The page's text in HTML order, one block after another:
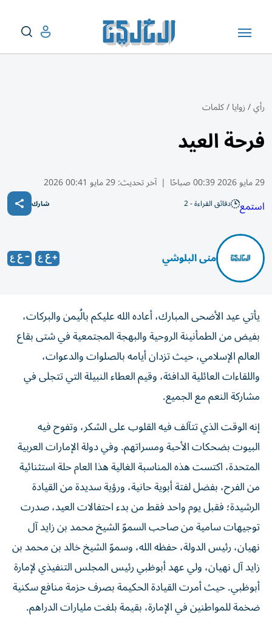
رأي/زوايا/كلمات
فرحة العيد
29 مايو 2026 00:39 صباحًا | آخر تحديث:29 مايو 00:41 2026
استمع دقائق القراءة - 2 شارك
منى البلوشي
يأتي عيد الأضحى المبارك، أعاده الله عليكم بالُيمن والبركات،
بفيض من الطمأنينة الروحية والبهجة المجتمعية في شتى بقاع
العالم الإسلامي، حيث تزدان أيامه بالصلوات والدعوات،
واللقاءات العائلية الدافئة، وقيم العطاء النبيلة التي تتجلى في
مشاركة النعم مع الجميع.
إنه الوقت الذي تتآلف فيه القلوب على الشكر، وتفوح فيه
البيوت بضحكات الأحبة ومسراتهم. وفي دولة الإمارات العربية
المتحدة، اكتست هذه المناسبة الغالية هذا العام حلة استثنائية
من الفرح، بفضل لفتة أبوية حانية، ورؤية سديدة من القيادة
الرشيدة؛ فقبل يوم واحد فقط من بدء احتفالات العيد، صدرت
توجيهات سامية من صاحب السموّ الشيخ محمد بن زايد آل
نهيان، رئيس الدولة، حفظه الله، وسموّ الشيخ خالد بن محمد بن
زايد آل نهيان، ولي عهد أبوظبي رئيس المجلس التنفيذي لإمارة
أبوظبي. حيث أمرت القيادة الحكيمة بصرف حزمة منافع سكنية
ضخمة للمواطنين في الإمارة، بقيمة بلغت مليارات الدراهم.